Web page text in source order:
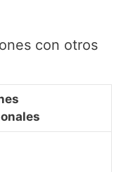
con otros